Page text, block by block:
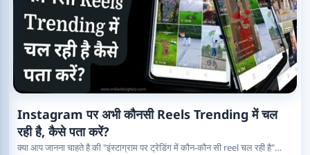
Instagram पर अभी कौनसी Reels Trending में चल
रही है, कैसे पता करें?
क्या आप जानना चाहते है की "इंस्टाग्राम पर ट्रेडिंग में कौन-कौन सी reel चल रही है"…